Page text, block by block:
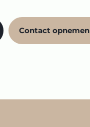
Contact opnemen